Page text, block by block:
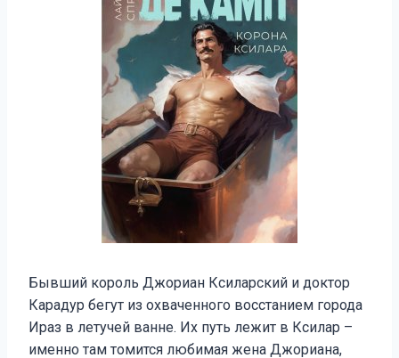
Бывший король Джориан Ксиларский и доктор
Карадур бегут из охваченного восстанием города
Ираз в летучей ванне. Их путь лежит в Ксилар –
именно там томится любимая жена Джориана,